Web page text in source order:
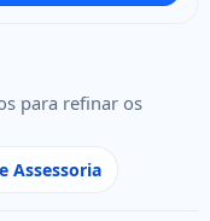
para refinar os
Assessoria